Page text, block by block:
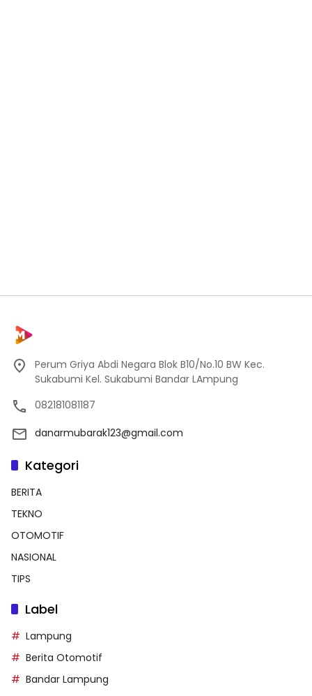
Perum Griya Abdi Negara Blok B10/No.10 BW Kec.
Sukabumi Kel. Sukabumi Bandar LAmpung
082181081187
danarmubarak123@gmail.com
Kategori
BERITA
TEKNO
OTOMOTIF
NASIONAL
TIPS
Label
Lampung
Berita Otomotif
Bandar Lampung